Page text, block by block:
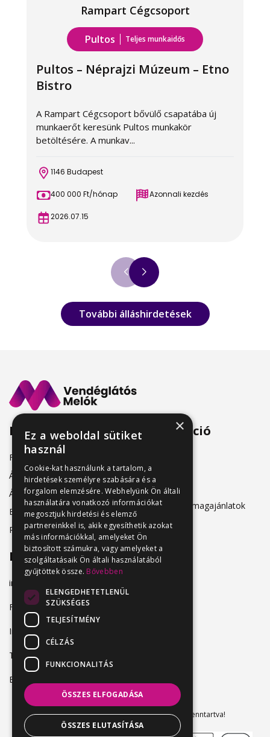
Rampart Cégcsoport
Pultos Teljes munkaidős
Pultos – Néprajzi Múzeum – Etno
Bistro
A Rampart Cégcsoport bővülő csapatába új
munkaerőt keresünk Pultos munkakör
betöltésére. A munkav...
1146 Budapest
400 000 Ft/hónap Azonnali kezdés
2026.07.15
További álláshirdetések
Menü
Friss állásajánlatok
Álláshirdetőknek
Álláskeresőknek
Belépés
Regisztráció
Információ
Adatkezelés
Hirdetési csomagajánlatok
Elérhetőség
info@vendeglatosmelok.hu
Facebook
Instagram
TikTok
Blog
Vendeglatosmelok.hu © 2024. Minden jog fenntartva!
×
Ez a weboldal sütiket
használ
Cookie-kat használunk a tartalom, a
hirdetések személyre szabására és a
forgalom elemzésére. Webhelyünk Ön általi
használatára vonatkozó információkat
megosztjuk hirdetési és elemző
partnereinkkel is, akik egyesíthetik azokat
más információkkal, amelyeket Ön
biztosított számukra, vagy amelyeket a
szolgáltatásaik Ön általi használatából
gyűjtöttek össze. Bővebben
ELENGEDHETETLENÜL
SZÜKSÉGES
TELJESÍTMÉNY
CÉLZÁS
FUNKCIONALITÁS
ÖSSZES ELFOGADÁSA
ÖSSZES ELUTASÍTÁSA